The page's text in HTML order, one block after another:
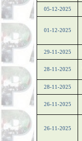
05-12-2025
01-12-2025
29-11-2025
28-11-2025
28-11-2025
26-11-2025
26-11-2025